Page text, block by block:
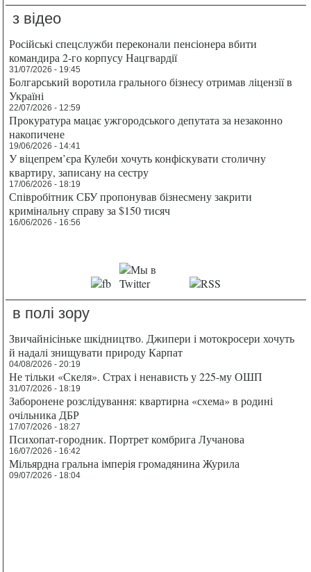
з відео
Російські спецслужби переконали пенсіонера вбити
командира 2-го корпусу Нацгвардії
31/07/2026 - 19:45
Болгарський воротила грального бізнесу отримав ліцензії в
Україні
22/07/2026 - 12:59
Прокуратура мацає ужгородського депутата за незаконно
накопичене
19/06/2026 - 14:41
У віцепрем’єра Кулеби хочуть конфіскувати столичну
квартиру, записану на сестру
17/06/2026 - 18:19
Співробітник СБУ пропонував бізнесмену закрити
кримінальну справу за $150 тисяч
16/06/2026 - 16:56
в полі зору
Звичайнісіньке шкідництво. Джипери і мотокросери хочуть
й надалі знищувати природу Карпат
04/08/2026 - 20:19
Не тільки «Скеля». Страх і ненависть у 225-му ОШП
31/07/2026 - 18:19
Заборонене розслідування: квартирна «схема» в родині
очільника ДБР
17/07/2026 - 18:27
Психопат-городник. Портрет комбрига Лучанова
16/07/2026 - 16:42
Мільярдна гральна імперія громадянина Журила
09/07/2026 - 18:04